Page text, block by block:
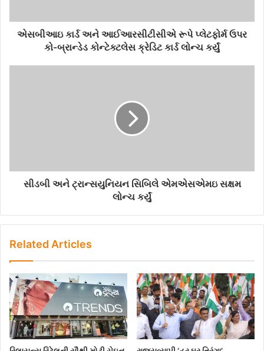
એસબીઆઇ કાર્ડ અને આઈઆરસીટીસીએ રૂપે પ્લેટફોર્મ ઉપર
કો-બ્રાન્ડેડ કોન્ટેક્ટલેસ ક્રેડિટ કાર્ડ લોન્ચ કર્યું
સીડબી અને ટ્રાન્સયુનિયન સિબિલે એમએસએમઇ સક્ષમ
લોન્ચ કર્યું
Related Articles